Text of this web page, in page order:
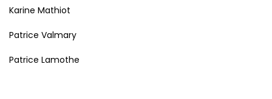
Karine Mathiot
Patrice Valmary
Patrice Lamothe